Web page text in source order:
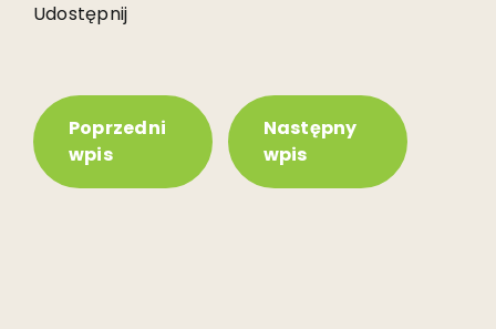
Udostępnij
Poprzedni
wpis
Następny
wpis